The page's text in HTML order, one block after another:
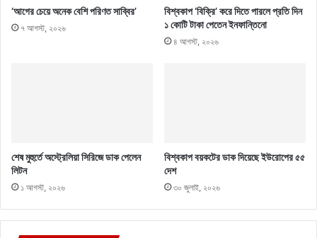
‘আগের চেয়ে অনেক বেশি পরিণত সাব্বির’
৭ আগস্ট, ২০২৬
বিশ্বকাপ ‘বিক্রি’ করে দিতে পারলে প্রতি দিন
১ কোটি টাকা পেতেন ইনফান্তিনো
৪ আগস্ট, ২০২৬
শেষ মুহুর্তে অস্ট্রেলিয়া সিরিজে ডাক পেলেন
লিটন
১ আগস্ট, ২০২৬
বিশ্বকাপ বয়কটের ডাক দিয়েছে ইউরোপের ৫৫
দেশ
৩০ জুলাই, ২০২৬